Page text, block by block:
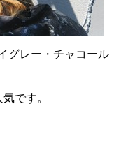
グレー・チャコール
です。